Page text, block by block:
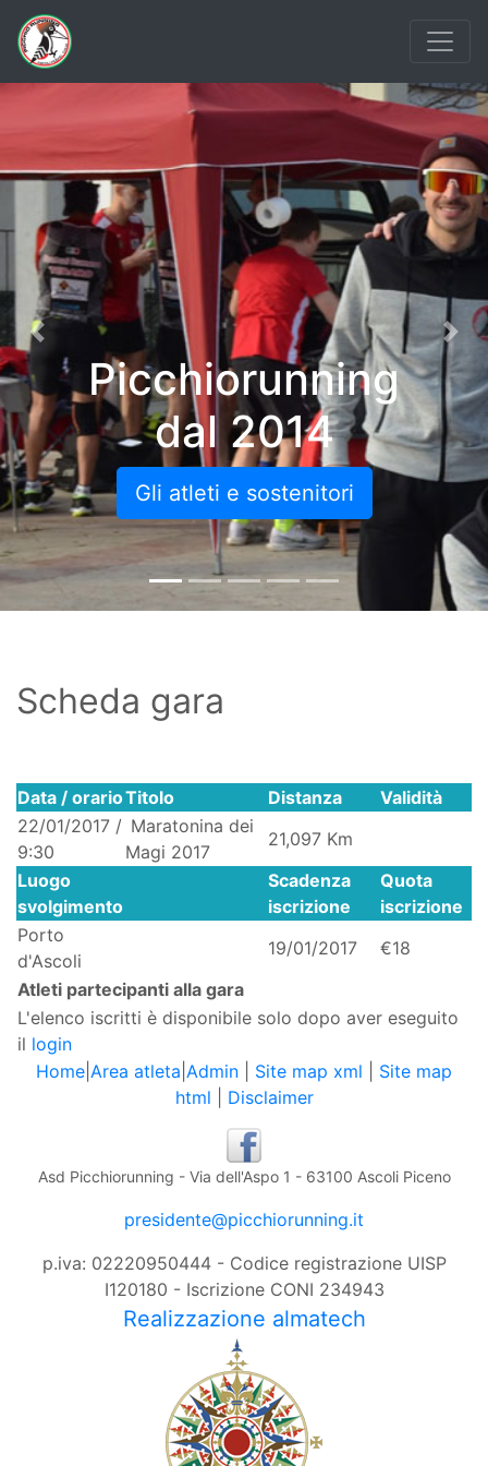
Picchiorunning
dal 2014
Gli atleti e sostenitori
Previous
Scheda gara
Data / orarioTitolo Distanza
Validità
22/01/2017 /
9:30
Maratonina dei
Magi 2017
21,097 Km
Luogo
svolgimento
Scadenza
iscrizione
Quota
iscrizione
Porto
d'Ascoli
19/01/2017
€18
Atleti partecipanti alla gara
L'elenco iscritti è disponibile solo dopo aver eseguito
il login
Home Area atleta Admin Site map xml
Site map
html
Disclaimer
Asd Picchiorunning - Via dell'Aspo 1 - 63100 Ascoli Piceno
presidente@picchiorunning.it
p.iva: 02220950444 - Codice registrazione UISP
I120180 - Iscrizione CONI 234943
Realizzazione almatech